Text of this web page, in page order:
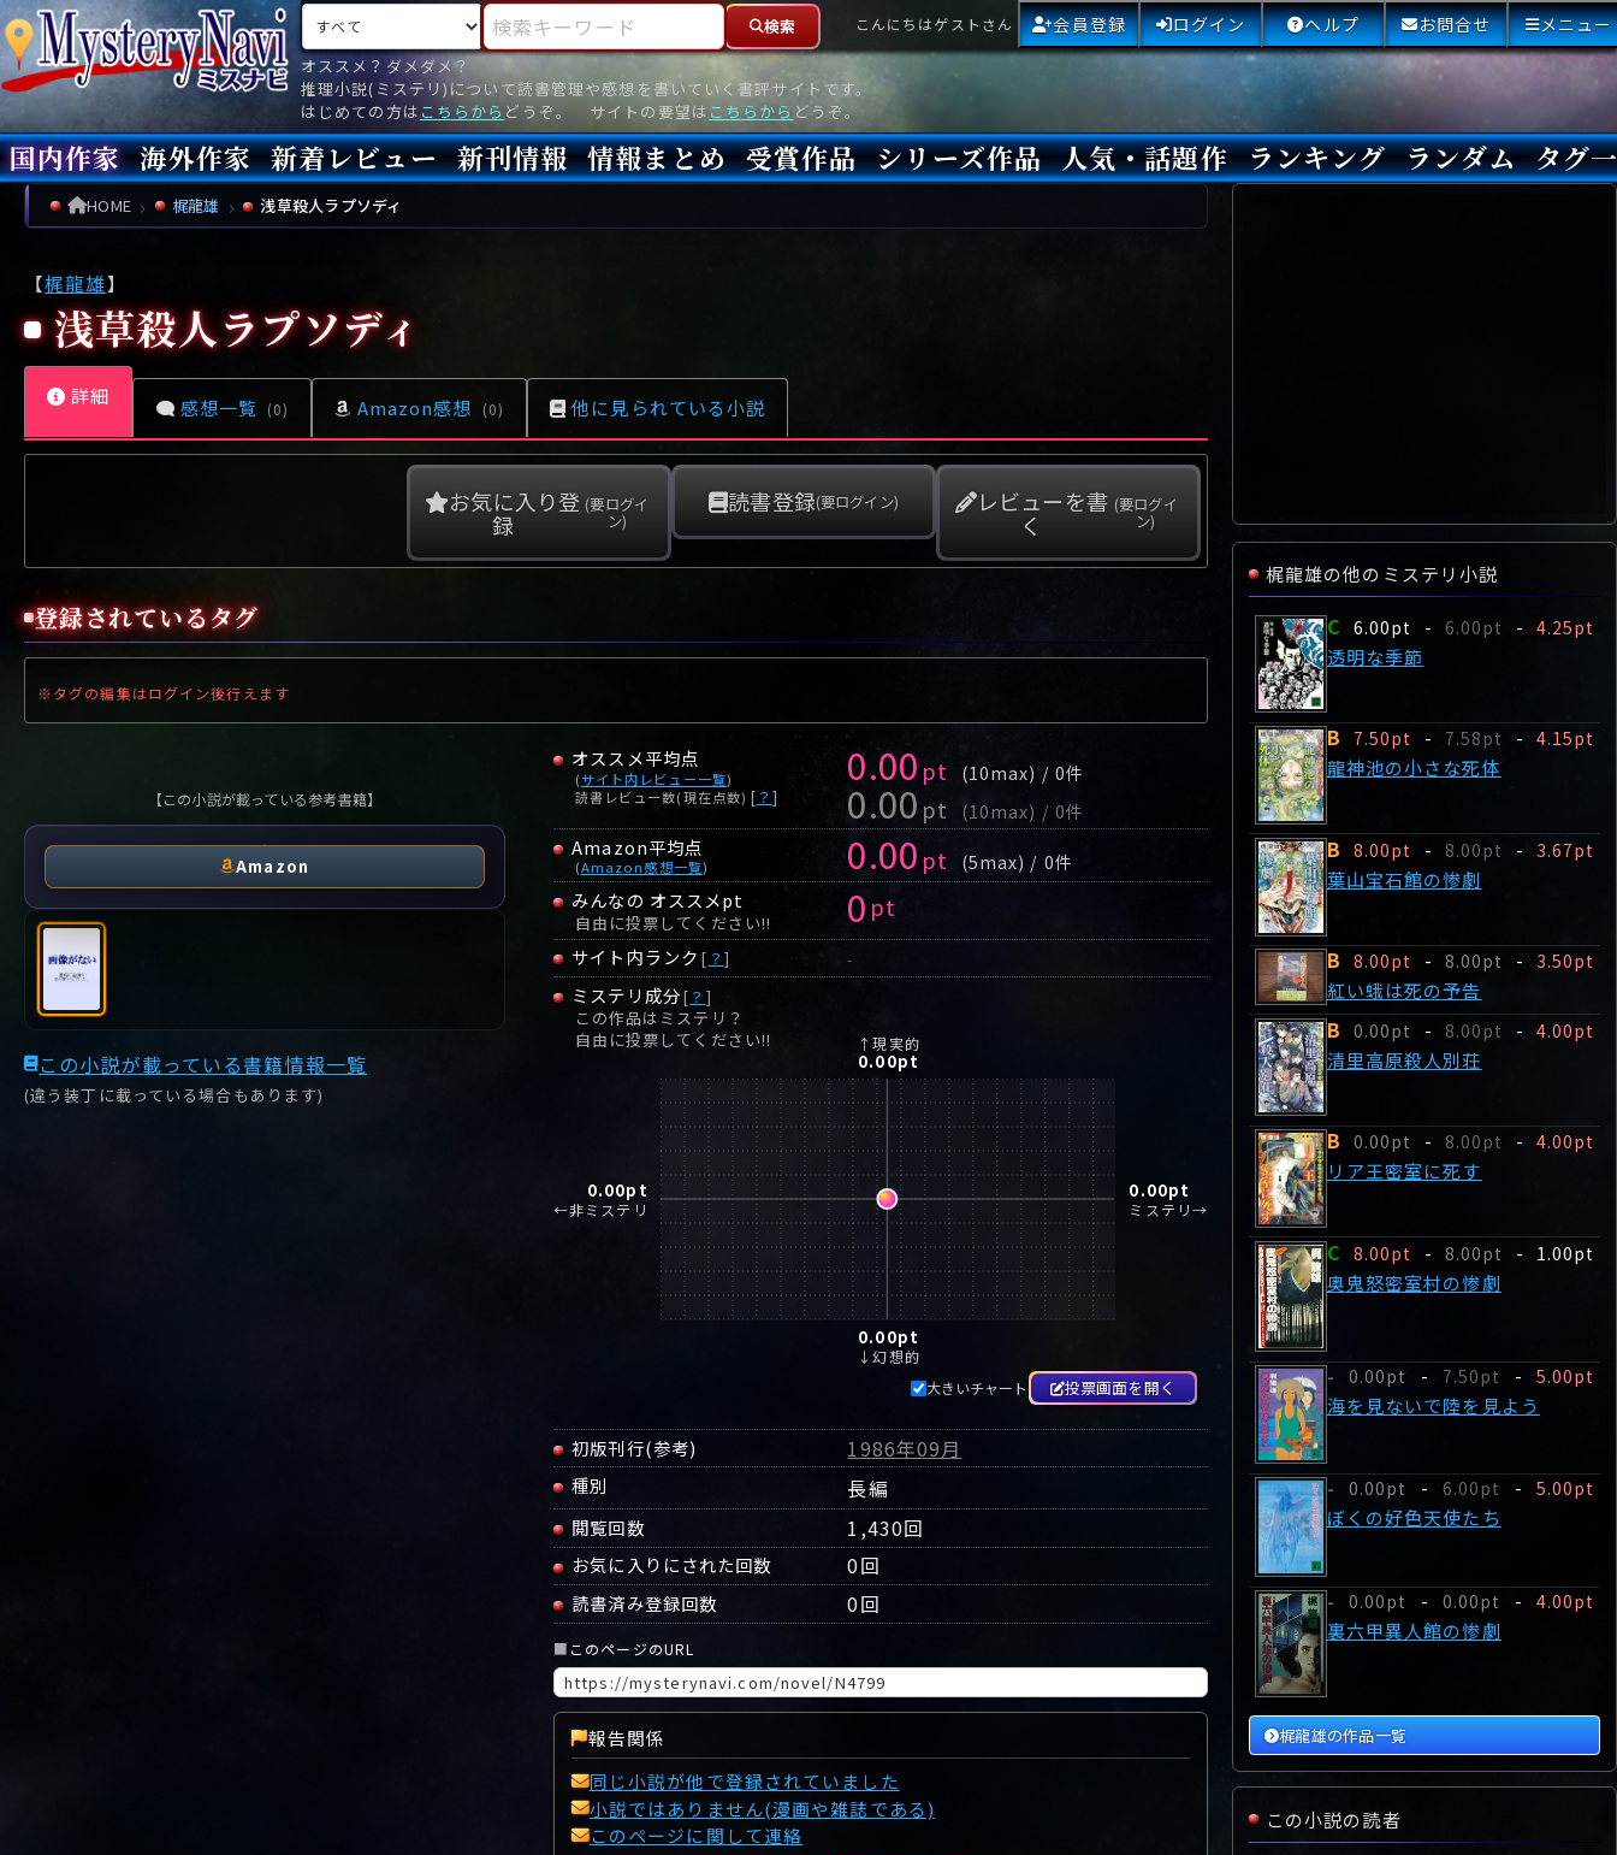
オススメ？ダメダメ？
推理小説(ミステリ)について読書管理や感想を書いていく書評サイトです。
はじめての方は こちらから どうぞ。 サイトの要望は こちらから どうぞ。
検索対象 検索キーワード
検索 こんにちはゲストさん 会員登録 ログイン ヘルプ お問合せ メニュー
国内作家
あ行 あ い う え
お
さ行
さ し す せ
そ
た行
た ち つ て
と
な行
な に ぬ ね
は行
は ひ ふ へ
ほ
ら行
ら
わ行
わ
海外作家
ア行 ア イ ウ エ
サ行
サ シ ス セ
タ行
タ チ ツ テ
ナ行
ナ ニ ヌ ネ
ノ
ハ行
ハ ヒ フ ヘ
ホ
モ
ワ行
ワ
新着レビュー 新刊情報 情報まとめ 受賞作品 シリーズ作品 人気・話題作 ランキング ランダム タグ
HOME 梶龍雄 浅草殺人ラプソディ
【梶龍雄】
浅草殺人ラプソディ
詳細 感想一覧 (0) Amazon感想 (0) 他に見られている小説
お気に入り登
録
(要ログイ
ン)
読書登録(要ログイン) レビューを書
く
(要ログイ
ン)
登録されているタグ
※タグの編集はログイン後行えます
【この小説が載っている参考書籍】
Amazon
この小説が載っている書籍情報一覧
(違う装丁に載っている場合もあります)
オススメ平均点
(サイト内レビュー一覧)
読書レビュー数(現在点数) [ ？ ]
0.00 pt (10max) / 0件
0.00 pt (10max) / 0件
Amazon平均点
(Amazon感想一覧) 0.00 pt (5max) / 0件
みんなの オススメpt
自由に投票してください!! 0 pt
サイト内ランク [ ？ ] -
ミステリ成分[ ？ ]
この作品はミステリ？
自由に投票してください!!
↑現実的
0.00pt
0.00pt
←非ミステリ
0.00pt
ミステリ→
0.00pt
↓幻想的
大きいチャート
投票画面を開く
初版刊行(参考) 1986年09月
種別 長編
閲覧回数 1,430回
お気に入りにされた回数 0回
読書済み登録回数 0回
■ このページのURL
報告関係
同じ小説が他で登録されていました
小説ではありません(漫画や雑誌である)
このページに関して連絡
梶龍雄の他のミステリ小説
C 6.00pt - 6.00pt - 4.25pt
透明な季節
B 7.50pt - 7.58pt - 4.15pt
龍神池の小さな死体
B 8.00pt - 8.00pt - 3.67pt
葉山宝石館の惨劇
B 8.00pt - 8.00pt - 3.50pt
紅い蛾は死の予告
B 0.00pt - 8.00pt - 4.00pt
清里高原殺人別荘
B 0.00pt - 8.00pt - 4.00pt
リア王密室に死す
C 8.00pt - 8.00pt - 1.00pt
奥鬼怒密室村の惨劇
- 0.00pt - 7.50pt - 5.00pt
海を見ないで陸を見よう
- 0.00pt - 6.00pt - 5.00pt
ぼくの好色天使たち
- 0.00pt - 0.00pt - 4.00pt
裏六甲異人館の惨劇
梶龍雄の作品一覧
この小説の読者